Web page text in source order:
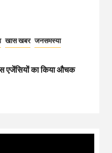
खास खबर जनसमस्या
एजेंसियों का किया औचक